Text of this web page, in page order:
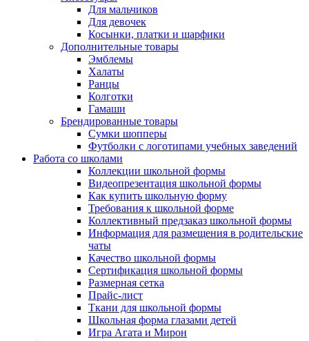
Для мальчиков
Для девочек
Косынки, платки и шарфики
Дополнительные товары
Эмблемы
Халаты
Ранцы
Колготки
Гамаши
Брендированные товары
Сумки шопперы
Футболки с логотипами учебных заведений
Работа со школами
Коллекции школьной формы
Видеопрезентация школьной формы
Как купить школьную форму
Требования к школьной форме
Коллективный предзаказ школьной формы
Информация для размещения в родительские
чаты
Качество школьной формы
Сертификация школьной формы
Размерная сетка
Прайс-лист
Ткани для школьной формы
Школьная форма глазами детей
Игра Агата и Мирон